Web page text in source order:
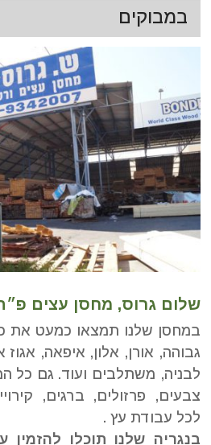
במבוקים
שלום גרוס, מחסן עצים
במחסן שלנו תמצאו כמעט את
גבוהה, אורן, אלון, איפאה,
לבניה, משתלבים ועוד. גם כל
צבעים, פרזולים, ברגים,
לכל עבודת עץ .
בנגריה שלנו תוכלו